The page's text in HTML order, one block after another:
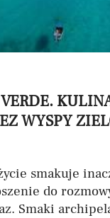
WYSPY
smakuje
do
Smaki